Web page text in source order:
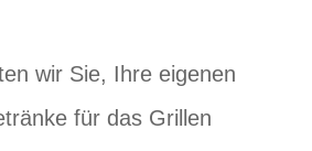
wir Sie, Ihre eigenen
für das Grillen